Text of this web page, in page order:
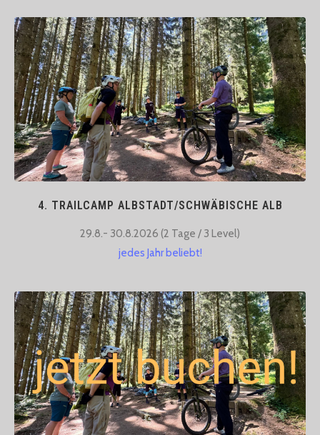
4. TRAILCAMP ALBSTADT/SCHWÄBISCHE ALB
29.8.- 30.8.2026 (2 Tage / 3 Level)​
jedes Jahr beliebt!